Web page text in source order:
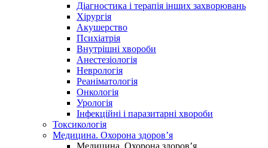
Діагностика і терапія інших захворювань
Хірургія
Акушерство
Психіатрія
Внутрішні хвороби
Анестезіологія
Неврологія
Реаніматологія
Онкологія
Урологія
Інфекційні і паразитарні хвороби
Токсикологія
Медицина. Охорона здоров’я
Медицина. Охорона здоров’я